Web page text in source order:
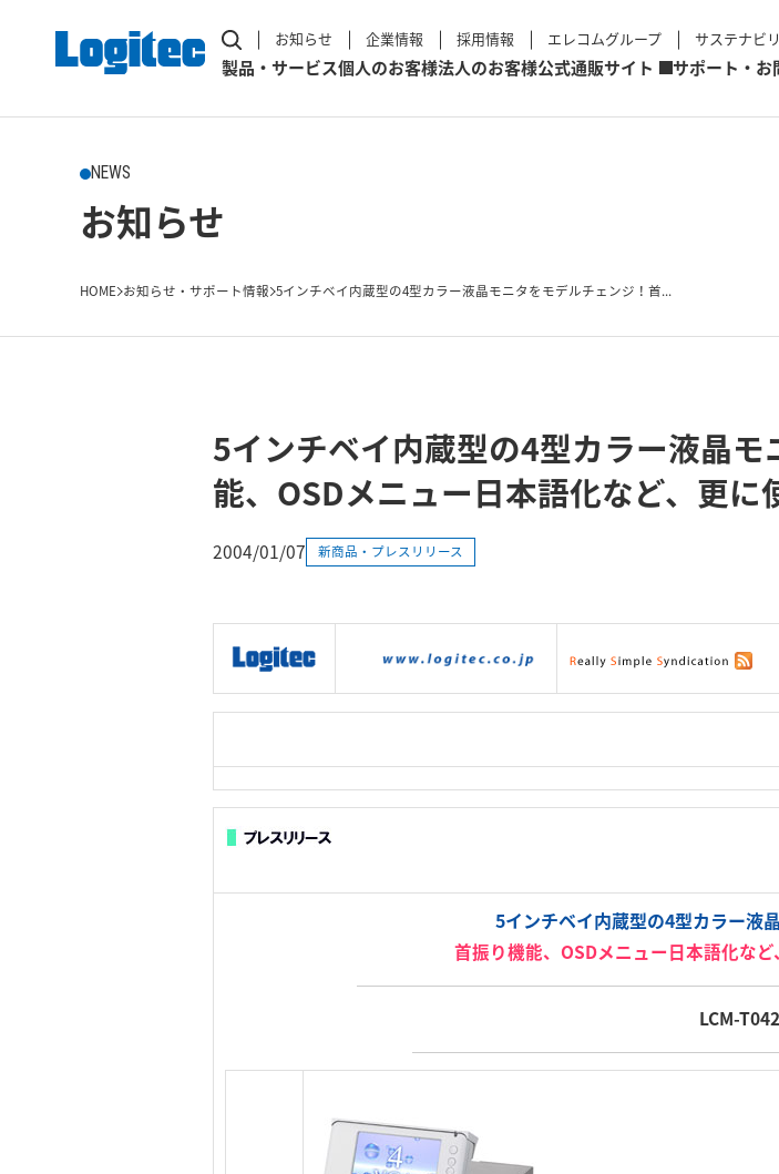
お知らせ 企業情報 採用情報 エレコムグループ サステナビ
製品・サービス個人のお客様法人のお客様公式通販サイト サポート・お
NEWS
お知らせ
HOME お知らせ・サポート情報 5インチベイ内蔵型の4型カラー液晶モニタをモデルチェンジ！首...
5インチベイ内蔵型の4型カラー液晶
能、OSDメニュー日本語化など、更に
2004/01/07 新商品・プレスリリース
5インチベイ内蔵型の4型カラー液
首振り機能、OSDメニュー日本語化など
LCM-